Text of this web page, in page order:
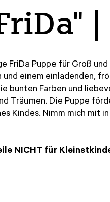
|
FriDa Puppe für Groß
einem einladenden,
bunten Farben und
Träumen. Die Puppe
Kindes. Nimm mich mit
NICHT für